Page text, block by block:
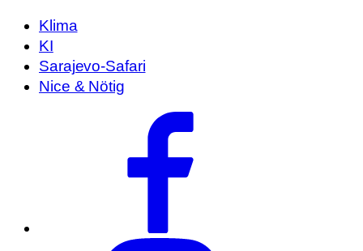
Klima
KI
Sarajevo-Safari
Nice & Nötig